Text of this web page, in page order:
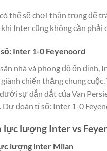
thể sẽ chơi thận trọng để
Inter cũng không cần phải
Inter 1-0 Feyenoord
nhà và phong độ ổn định,
chiến thắng chung cuộc.
sự dẫn dắt của Van
Dự đoán tỉ số: Inter 1-0
lực lượng Inter vs
lượng Inter Milan